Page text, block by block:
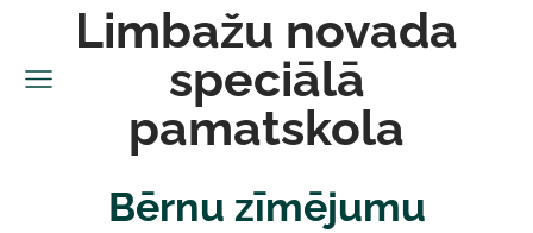
Limbažu novada
speciālā
pamatskola
Bērnu zīmējumu